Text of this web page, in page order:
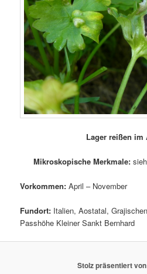
Lager reißen im
Mikroskopische Merkmale:
Vorkommen: April – November
Fundort: Italien, Aostatal,
Passhöhe Kleiner Sankt Bernhard
Stolz präsentiert